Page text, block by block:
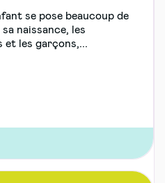
se pose beaucoup de
naissance, les
et les garçons,...